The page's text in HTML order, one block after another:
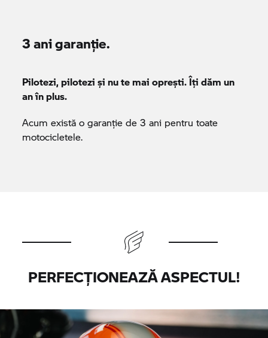
3 ani garanție.
Pilotezi, pilotezi și nu te mai oprești. Îți dăm un
an în plus.
Acum există o garanție de 3 ani pentru toate
motocicletele.
PERFECȚIONEAZĂ ASPECTUL!